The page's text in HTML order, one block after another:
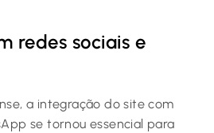
redes sociais e
a integração do site com
se tornou essencial para